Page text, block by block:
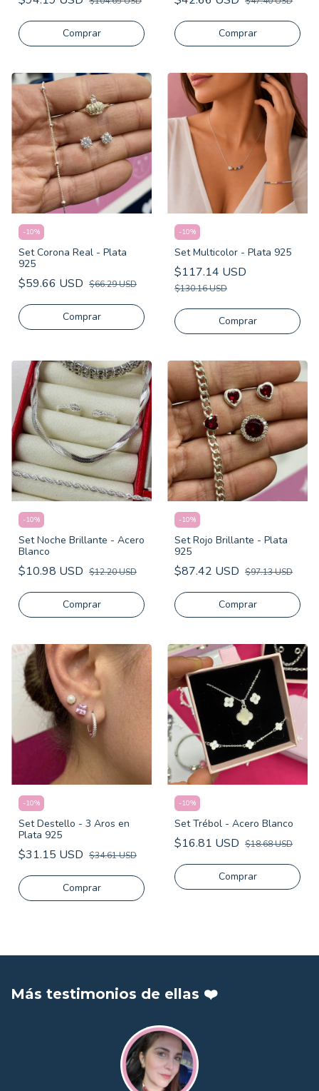
-10%
Set Corona Real - Plata
925
$59.66 USD $66.29 USD
-10%
Set Multicolor - Plata 925
$117.14 USD
$130.16 USD
-10%
Set Noche Brillante - Acero
Blanco
$10.98 USD $12.20 USD
-10%
Set Rojo Brillante - Plata
925
$87.42 USD $97.13 USD
-10%
Set Destello - 3 Aros en
Plata 925
$31.15 USD $34.61 USD
-10%
Set Trébol - Acero Blanco
$16.81 USD $18.68 USD
Más testimonios de ellas ❤️